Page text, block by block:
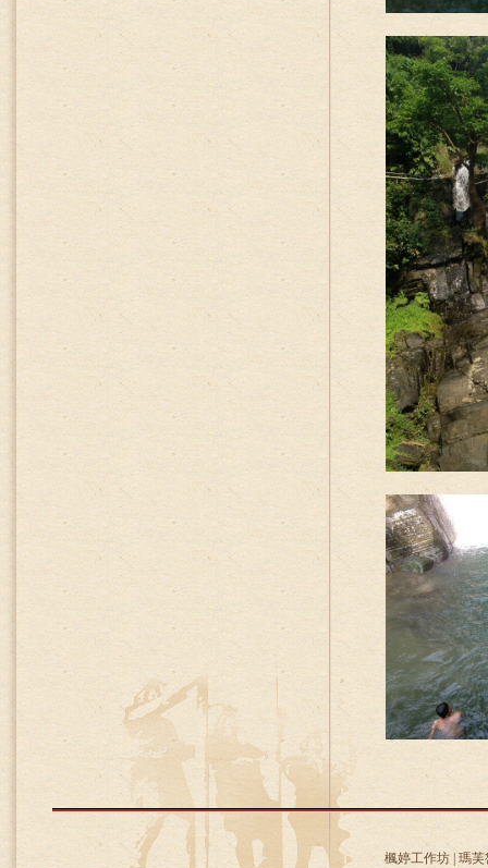
楓婷工作坊 | 瑪芙